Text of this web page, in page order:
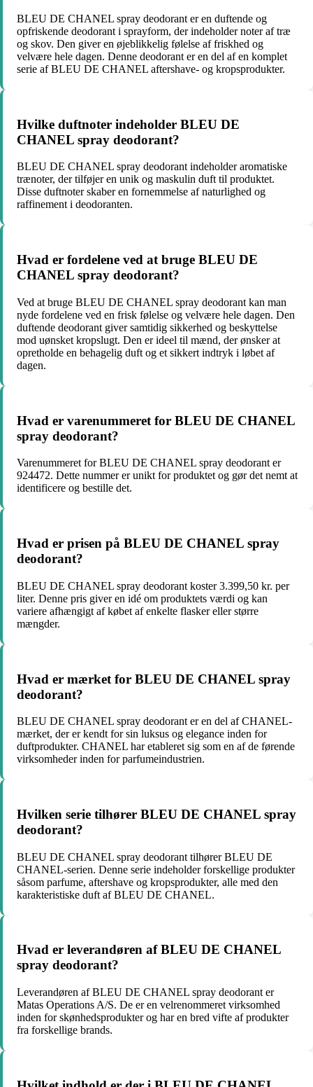
BLEU DE CHANEL spray deodorant er en duftende og
opfriskende deodorant i sprayform, der indeholder noter af træ
og skov. Den giver en øjeblikkelig følelse af friskhed og
velvære hele dagen. Denne deodorant er en del af en komplet
serie af BLEU DE CHANEL aftershave- og kropsprodukter.
Hvilke duftnoter indeholder BLEU DE
CHANEL spray deodorant?
BLEU DE CHANEL spray deodorant indeholder aromatiske
trænoter, der tilføjer en unik og maskulin duft til produktet.
Disse duftnoter skaber en fornemmelse af naturlighed og
raffinement i deodoranten.
Hvad er fordelene ved at bruge BLEU DE
CHANEL spray deodorant?
Ved at bruge BLEU DE CHANEL spray deodorant kan man
nyde fordelene ved en frisk følelse og velvære hele dagen. Den
duftende deodorant giver samtidig sikkerhed og beskyttelse
mod uønsket kropslugt. Den er ideel til mænd, der ønsker at
opretholde en behagelig duft og et sikkert indtryk i løbet af
dagen.
Hvad er varenummeret for BLEU DE CHANEL
spray deodorant?
Varenummeret for BLEU DE CHANEL spray deodorant er
924472. Dette nummer er unikt for produktet og gør det nemt at
identificere og bestille det.
Hvad er prisen på BLEU DE CHANEL spray
deodorant?
BLEU DE CHANEL spray deodorant koster 3.399,50 kr. per
liter. Denne pris giver en idé om produktets værdi og kan
variere afhængigt af købet af enkelte flasker eller større
mængder.
Hvad er mærket for BLEU DE CHANEL spray
deodorant?
BLEU DE CHANEL spray deodorant er en del af CHANEL-
mærket, der er kendt for sin luksus og elegance inden for
duftprodukter. CHANEL har etableret sig som en af de førende
virksomheder inden for parfumeindustrien.
Hvilken serie tilhører BLEU DE CHANEL spray
deodorant?
BLEU DE CHANEL spray deodorant tilhører BLEU DE
CHANEL-serien. Denne serie indeholder forskellige produkter
såsom parfume, aftershave og kropsprodukter, alle med den
karakteristiske duft af BLEU DE CHANEL.
Hvad er leverandøren af BLEU DE CHANEL
spray deodorant?
Leverandøren af BLEU DE CHANEL spray deodorant er
Matas Operations A/S. De er en velrenommeret virksomhed
inden for skønhedsprodukter og har en bred vifte af produkter
fra forskellige brands.